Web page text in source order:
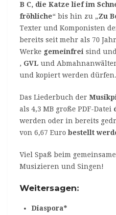
B C, die Katze lief im
fröhliche“ bis hin zu „Zu
Texter und Komponisten
bereits seit mehr als 70
Werke gemeinfrei sind
, GVL und
und kopiert werden dürfen.
Das Liederbuch der
als 4,3 MB große PDF-Datei
werden oder in bereits
von 6,67 Eurobestellt
Viel Spaß beim
Musizieren und Singen!
Weitersagen:
Diaspora*